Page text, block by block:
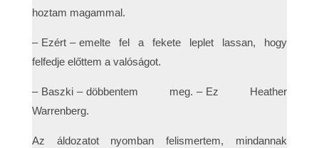
hoztam magammal.
– Ezért – emelte fel a fekete leplet lassan, hogy
felfedje előttem a valóságot.
– Baszki – döbbentem meg. – Ez Heather
Warrenberg.
Az áldozatot nyomban felismertem, mindannak